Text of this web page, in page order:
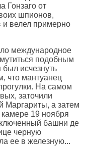
Гонзаго от
шпионов,
велел примерно
международное
подобным
исчезнуть
что мантуанец
На самом
заточили
Маргариты, а затем
19 ноября
башни де
черную
ее в железную...